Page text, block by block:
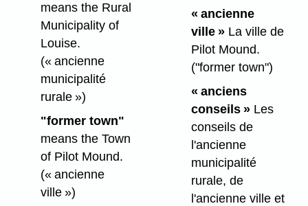
means the Rural
Municipality of
Louise.
(« ancienne
municipalité
rurale »)
"former town"
means the Town
of Pilot Mound.
(« ancienne
ville »)
« ancienne
ville »La ville de
Pilot Mound.
("former town")
« anciens
conseils »Les
conseils de
l'ancienne
municipalité
rurale, de
l'ancienne ville et